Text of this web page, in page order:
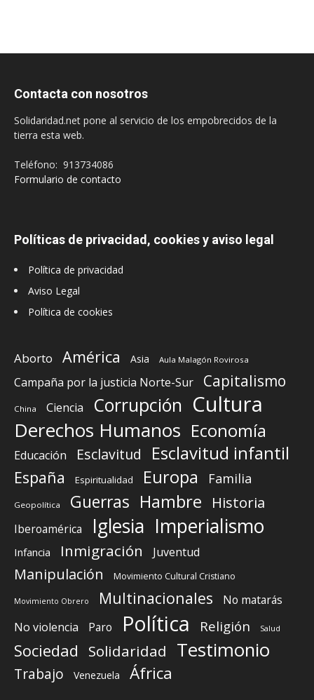
Contacta con nosotros
Solidaridad.net pone al servicio de los empobrecidos de la
tierra esta web.
Teléfono: 913734086
Formulario de contacto
Políticas de privacidad, cookies y aviso legal
Política de privacidad
Aviso Legal
Política de cookies
Aborto América Asia Aula Malagón Rovirosa
Campaña por la justicia Norte-Sur Capitalismo
China Ciencia Corrupción Cultura
Derechos Humanos Economía
Educación Esclavitud Esclavitud infantil
España Espiritualidad Europa Familia
Geopolítica Guerras Hambre Historia
Iberoamérica Iglesia Imperialismo
Infancia Inmigración Juventud
Manipulación Movimiento Cultural Cristiano
Movimiento Obrero Multinacionales
No matarás
No violencia
Paro Política Religión Salud
Sociedad Solidaridad Testimonio
Trabajo Venezuela África